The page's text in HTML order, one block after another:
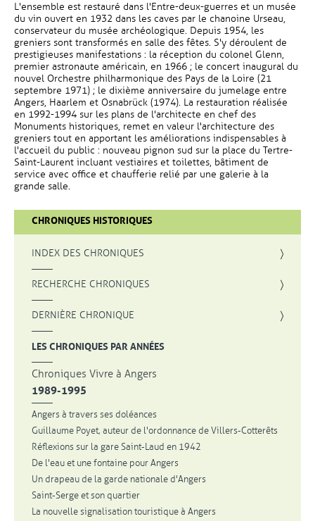
L'ensemble est restauré dans l'Entre-deux-guerres et un musée
du vin ouvert en 1932 dans les caves par le chanoine Urseau,
conservateur du musée archéologique. Depuis 1954, les
greniers sont transformés en salle des fêtes. S'y déroulent de
prestigieuses manifestations : la réception du colonel Glenn,
premier astronaute américain, en 1966 ; le concert inaugural du
nouvel Orchestre philharmonique des Pays de la Loire (21
septembre 1971) ; le dixième anniversaire du jumelage entre
Angers, Haarlem et Osnabrück (1974). La restauration réalisée
en 1992-1994 sur les plans de l'architecte en chef des
Monuments historiques, remet en valeur l'architecture des
greniers tout en apportant les améliorations indispensables à
l'accueil du public : nouveau pignon sud sur la place du Tertre-
Saint-Laurent incluant vestiaires et toilettes, bâtiment de
service avec office et chaufferie relié par une galerie à la
grande salle.
CHRONIQUES HISTORIQUES
INDEX DES CHRONIQUES
RECHERCHE CHRONIQUES , OUVRE UNE NOUVELLE FENÊTRE
DERNIÈRE CHRONIQUE
LES CHRONIQUES PAR ANNÉES
Chroniques Vivre à Angers
1989-1995
Angers à travers ses doléances
Guillaume Poyet, auteur de l'ordonnance de Villers-Cotterêts
Réflexions sur la gare Saint-Laud en 1942
De l'eau et une fontaine pour Angers
Un drapeau de la garde nationale d'Angers
Saint-Serge et son quartier
La nouvelle signalisation touristique à Angers